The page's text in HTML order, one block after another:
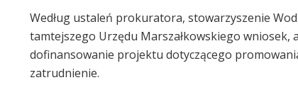
Według ustaleń prokuratora, stowarzyszenie
tamtejszego Urzędu Marszałkowskiego wniosek,
dofinansowanie projektu dotyczącego
zatrudnienie.